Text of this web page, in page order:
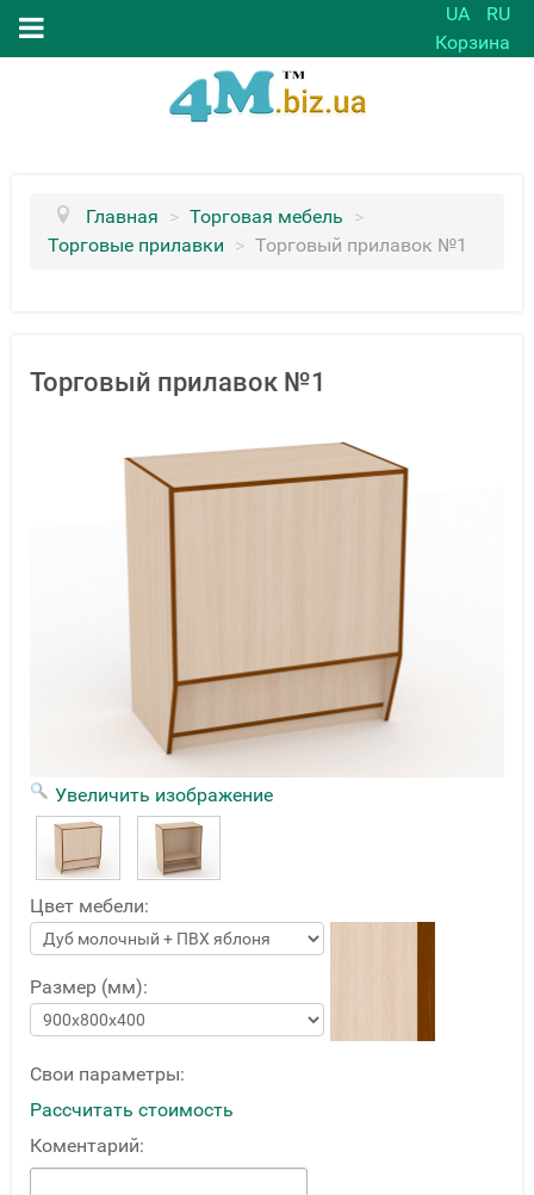
UA
RU
Корзина
Главная > Торговая мебель >
Торговые прилавки > Торговый прилавок №1
Торговый прилавок №1
Увеличить изображение
Цвет мебели:
Размер (мм):
Свои параметры:
Рассчитать стоимость
Коментарий: